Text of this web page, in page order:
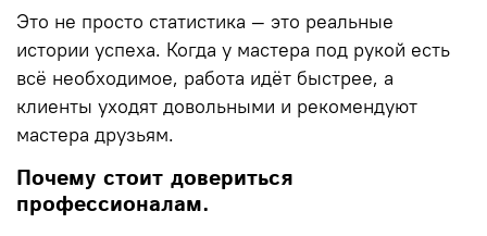
Это не просто статистика — это реальные
истории успеха. Когда у мастера под рукой есть
всё необходимое, работа идёт быстрее, а
клиенты уходят довольными и рекомендуют
мастера друзьям.
Почему стоит довериться
профессионалам.